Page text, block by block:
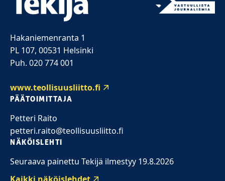
Hakaniemenranta 1
PL 107, 00531 Helsinki
Puh. 020 774 001
www.teollisuusliitto.fi
PÄÄTOIMITTAJA
Petteri Raito
petteri.raito@teollisuusliitto.fi
NÄKÖISLEHTI
Seuraava painettu Tekijä ilmestyy 19.8.2026